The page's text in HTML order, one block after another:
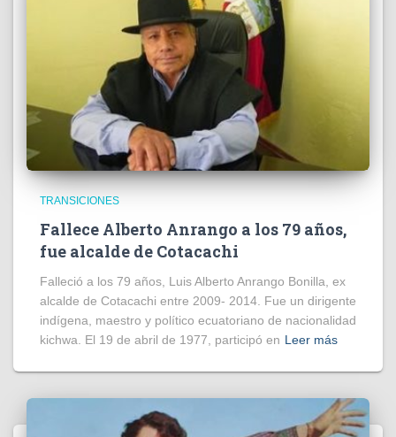
TRANSICIONES
Fallece Alberto Anrango a los 79 años,
fue alcalde de Cotacachi
Falleció a los 79 años, Luis Alberto Anrango Bonilla, ex
alcalde de Cotacachi entre 2009- 2014. Fue un dirigente
indígena, maestro y político ecuatoriano de nacionalidad
kichwa. El 19 de abril de 1977, participó en Leer más